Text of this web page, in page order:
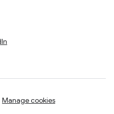
Manage cookies